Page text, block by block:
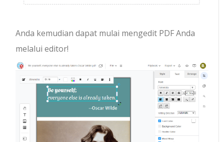
Anda kemudian dapat mulai mengedit PDF Anda
melalui editor!